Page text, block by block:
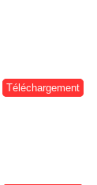
Téléchargement